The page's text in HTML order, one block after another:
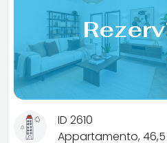
ID 2610
Appartamento,